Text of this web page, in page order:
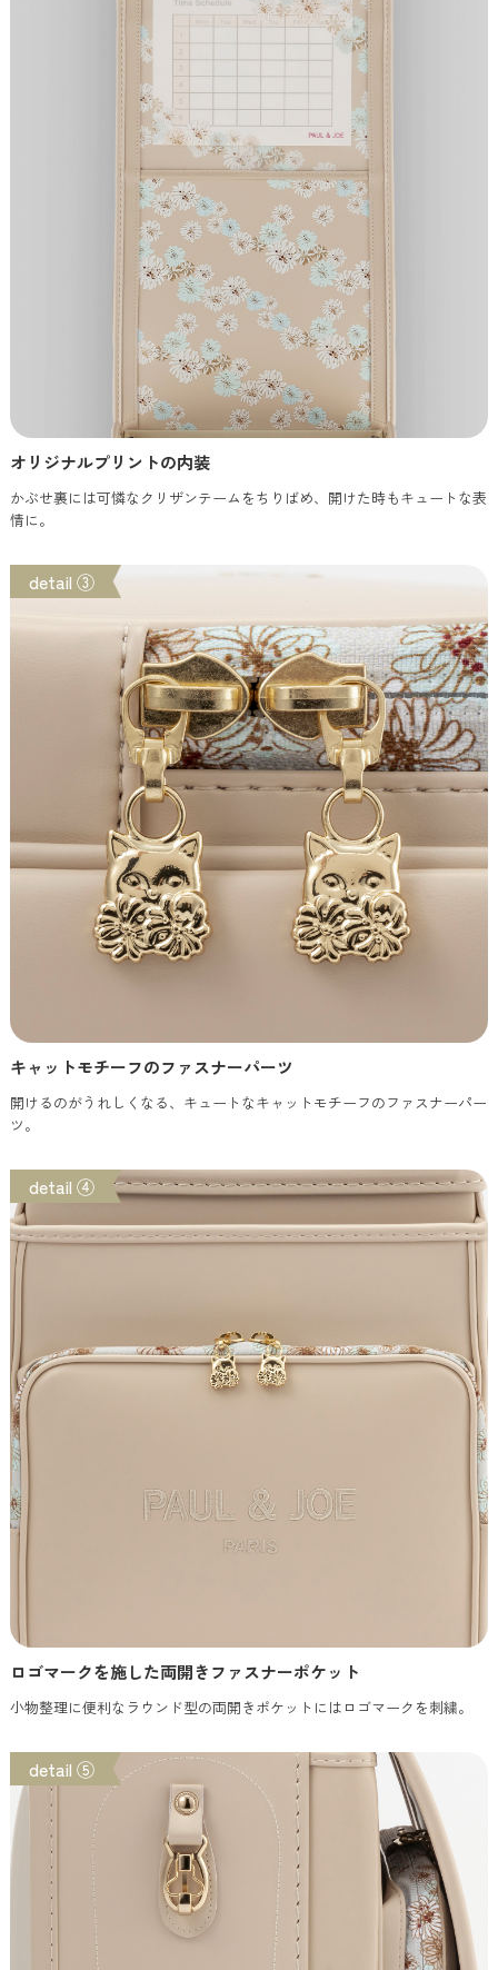
オリジナルプリントの内装
かぶせ裏には可憐なクリザンテームをちりばめ、開けた時もキュートな表
情に。
detail ③
キャットモチーフのファスナーパーツ
開けるのがうれしくなる、キュートなキャットモチーフのファスナーパー
ツ。
detail ④
ロゴマークを施した両開きファスナーポケット
小物整理に便利なラウンド型の両開きポケットにはロゴマークを刺繍。
detail ⑤